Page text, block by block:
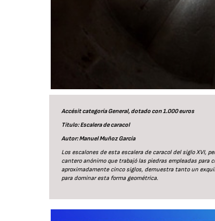
Accésit categoría General, dotado con 1.000 euros
Título: Escalera de caracol
Autor: Manuel Muñoz García
Los escalones de esta escalera de caracol del siglo XVI,
cantero anónimo que trabajó las piedras empleadas para
aproximadamente cinco siglos, demuestra tanto un
para dominar esta forma geométrica.